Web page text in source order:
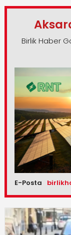
Birlik Haber
E-Posta